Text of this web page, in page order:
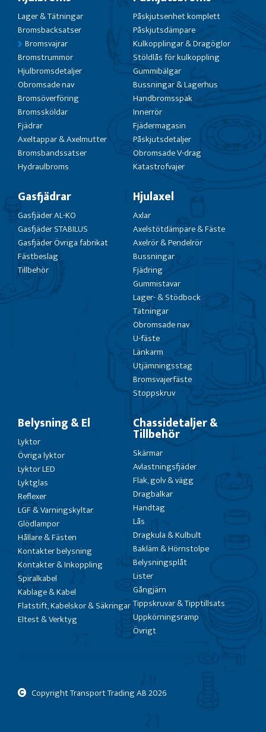
Lager & Tätningar
Bromsbacksatser
Bromsvajrar
Bromstrummor
Hjulbromsdetaljer
Obromsade nav
Bromsöverföring
Bromssköldar
Fjädrar
Axeltappar & Axelmutter
Bromsbandssatser
Hydraulbroms
Påskjutsenhet komplett
Påskjutsdämpare
Kulkopplingar & Dragöglor
Stöldlås för kulkoppling
Gummibälgar
Bussningar & Lagerhus
Handbromsspak
Innerrör
Fjädermagasin
Påskjutsdetaljer
Obromsade V-drag
Katastrofvajer
Gasfjädrar
Gasfjäder AL-KO
Gasfjäder STABILUS
Gasfjäder Övriga fabrikat
Fästbeslag
Tillbehör
Hjulaxel
Axlar
Axelstötdämpare & Fäste
Axelrör & Pendelrör
Bussningar
Fjädring
Gummistavar
Lager- & Stödbock
Tätningar
Obromsade nav
U-fäste
Länkarm
Utjämningsstag
Bromsvajerfäste
Stoppskruv
Belysning & El
Lyktor
Övriga lyktor
Lyktor LED
Lyktglas
Reflexer
LGF & Varningskyltar
Glödlampor
Hållare & Fästen
Kontakter belysning
Kontakter & Inkoppling
Spiralkabel
Kablage & Kabel
Flatstift, Kabelskor & Säkringar
Eltest & Verktyg
Chassidetaljer &
Tillbehör
Skärmar
Avlastningsfjäder
Flak, golv & vägg
Dragbalkar
Handtag
Lås
Dragkula & Kulbult
Bakläm & Hörnstolpe
Belysningsplåt
Lister
Gångjärn
Tippskruvar & Tipptillsats
Uppkörningsramp
Övrigt
Copyright Transport Trading AB2026